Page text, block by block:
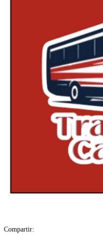
Compartir: